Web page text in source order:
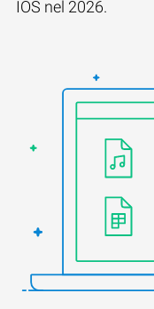
IOS nel 2026.